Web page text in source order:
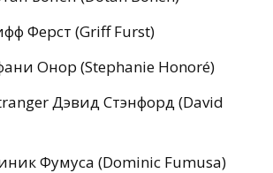
Ферст (Griff Furst)
Онор (Stephanie Honoré)
Дэвид Стэнфорд (David
Фумуса (Dominic Fumusa)